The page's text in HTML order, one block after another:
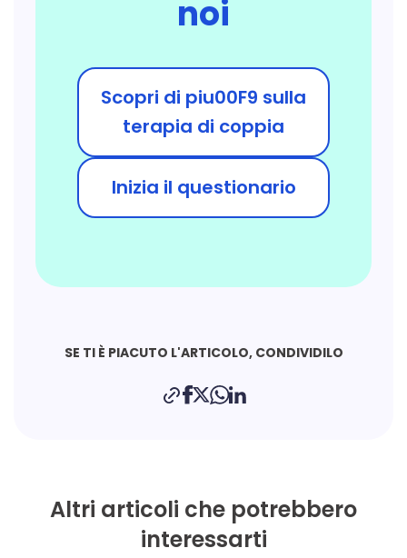
noi
Scopri di piu00F9 sulla
terapia di coppia
Inizia il questionario
SE TI È PIACUTO L'ARTICOLO, CONDIVIDILO
Altri articoli che potrebbero
interessarti